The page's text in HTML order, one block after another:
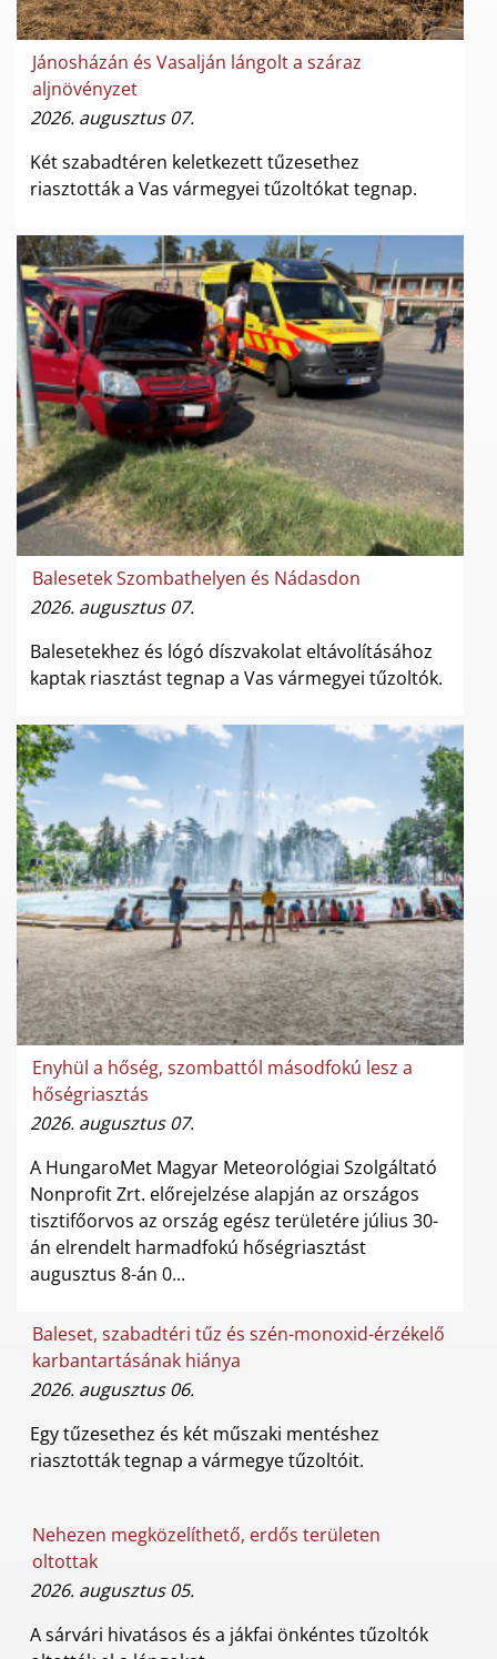
Jánosházán és Vasalján lángolt a száraz
aljnövényzet
2026. augusztus 07.
Két szabadtéren keletkezett tűzesethez
riasztották a Vas vármegyei tűzoltókat tegnap.
Balesetek Szombathelyen és Nádasdon
2026. augusztus 07.
Balesetekhez és lógó díszvakolat eltávolításához
kaptak riasztást tegnap a Vas vármegyei tűzoltók.
Enyhül a hőség, szombattól másodfokú lesz a
hőségriasztás
2026. augusztus 07.
A HungaroMet Magyar Meteorológiai Szolgáltató
Nonprofit Zrt. előrejelzése alapján az országos
tisztifőorvos az ország egész területére július 30-
án elrendelt harmadfokú hőségriasztást
augusztus 8-án 0...
Baleset, szabadtéri tűz és szén-monoxid-érzékelő
karbantartásának hiánya
2026. augusztus 06.
Egy tűzesethez és két műszaki mentéshez
riasztották tegnap a vármegye tűzoltóit.
Nehezen megközelíthető, erdős területen
oltottak
2026. augusztus 05.
A sárvári hivatásos és a jákfai önkéntes tűzoltók